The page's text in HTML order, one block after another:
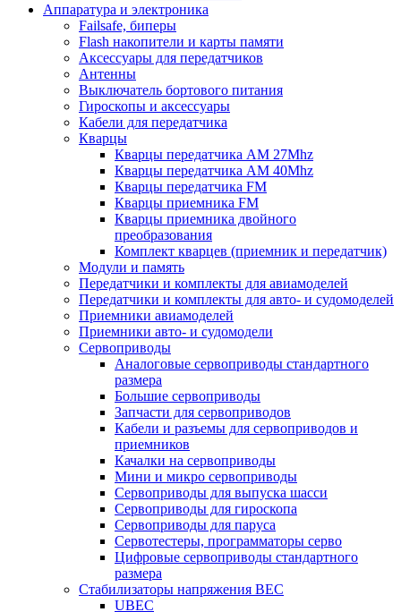
Аппаратура и электроника
Failsafe, биперы
Flash накопители и карты памяти
Аксессуары для передатчиков
Антенны
Выключатель бортового питания
Гироскопы и аксессуары
Кабели для передатчика
Кварцы
Кварцы передатчика AM 27Mhz
Кварцы передатчика AM 40Mhz
Кварцы передатчика FM
Кварцы приемника FM
Кварцы приемника двойного
преобразования
Комплект кварцев (приемник и передатчик)
Модули и память
Передатчики и комплекты для авиамоделей
Передатчики и комплекты для авто- и судомоделей
Приемники авиамоделей
Приемники авто- и судомодели
Сервоприводы
Аналоговые сервоприводы стандартного
размера
Большие сервоприводы
Запчасти для сервоприводов
Кабели и разъемы для сервоприводов и
приемников
Качалки на сервоприводы
Мини и микро сервоприводы
Сервоприводы для выпуска шасси
Сервоприводы для гироскопа
Сервоприводы для паруса
Сервотестеры, программаторы серво
Цифровые сервоприводы стандартного
размера
Стабилизаторы напряжения BEC
UBEC